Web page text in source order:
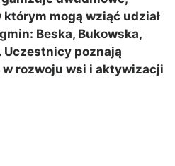
mogą wziąć udział
Beska, Bukowska,
Uczestnicy poznają
rozwoju wsi i aktywizacji